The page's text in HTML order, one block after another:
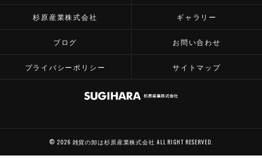
杉原産業株式会社 ギャラリー
ブログ お問い合わせ
プライバシーポリシー サイトマップ
© 2026 雑貨の卸は杉原産業株式会社 ALL RIGHT RESERVED.